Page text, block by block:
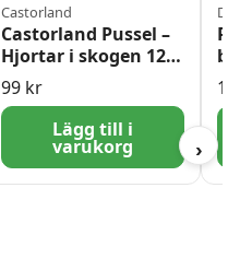
Castorland
Castorland Pussel –
Hjortar i skogen 120
Bitar
99 kr
Lägg till i
varukorg ›